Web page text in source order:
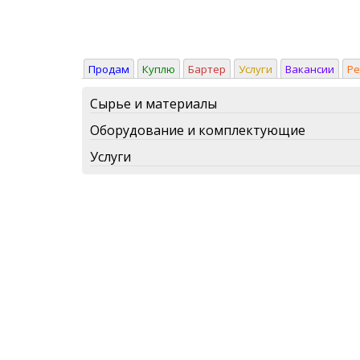
Продам Куплю Бартер Услуги Вакансии
Сырье и материалы
Оборудование и комплектующие
Услуги